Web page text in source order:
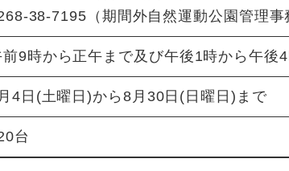
38-7195（期間外自然運動公園管理事
前9時から正午まで及び午後1時から午後
4日(土曜日)から8月30日(日曜日)まで
台